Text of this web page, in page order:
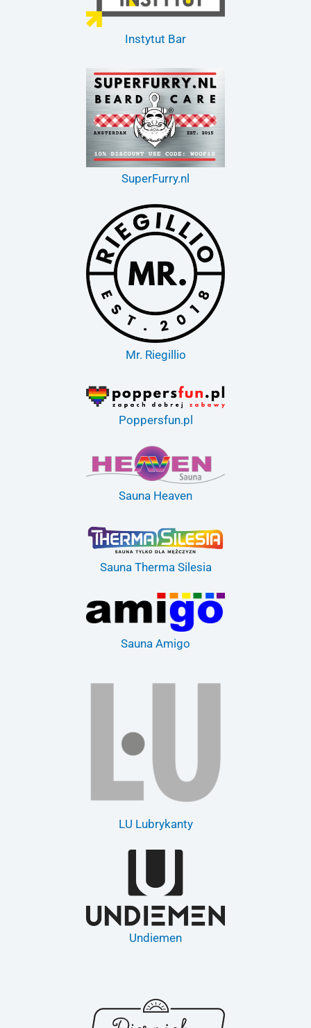
Instytut Bar
SuperFurry.nl
Mr. Riegillio
Poppersfun.pl
Sauna Heaven
Sauna Therma Silesia
Sauna Amigo
LU Lubrykanty
Undiemen